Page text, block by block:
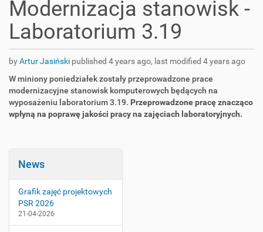
Modernizacja stanowisk -
Laboratorium 3.19
byArtur Jasiński published 4 years ago, last modified 4 years ago
W miniony poniedziałek zostały przeprowadzone prace
modernizacyjne stanowisk komputerowych będących na
wyposażeniu laboratorium 3.19. Przeprowadzone pracę znacząco
wpłyną na poprawę jakości pracy na zajęciach laboratoryjnych.
News
Grafik zajęć projektowych
PSR 2026
21-04-2026